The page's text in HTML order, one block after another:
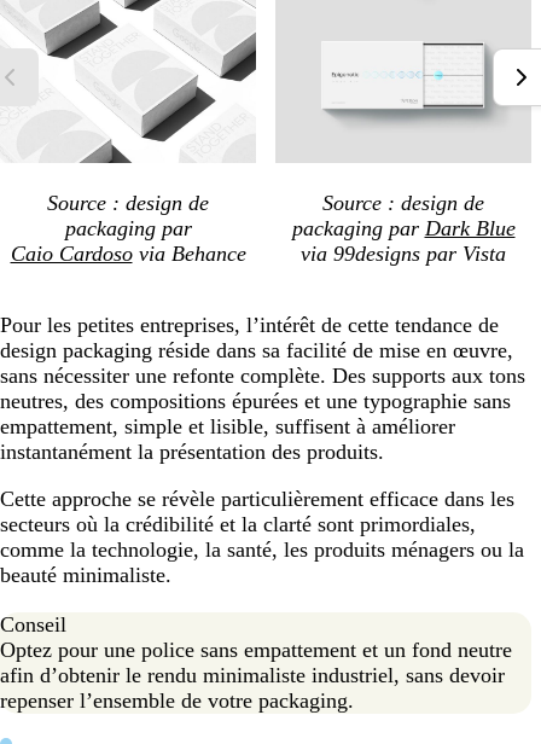
Source : design de
packaging par
Caio Cardosovia Behance
Source : design de
packaging par Dark Blue
via 99designs par Vista
Pour les petites entreprises, l’intérêt de cette tendance de
design packaging réside dans sa facilité de mise en œuvre,
sans nécessiter une refonte complète. Des supports aux tons
neutres, des compositions épurées et une typographie sans
empattement, simple et lisible, suffisent à améliorer
instantanément la présentation des produits.
Cette approche se révèle particulièrement efficace dans les
secteurs où la crédibilité et la clarté sont primordiales,
comme la technologie, la santé, les produits ménagers ou la
beauté minimaliste.
Conseil
Optez pour une police sans empattement et un fond neutre
afin d’obtenir le rendu minimaliste industriel, sans devoir
repenser l’ensemble de votre packaging.